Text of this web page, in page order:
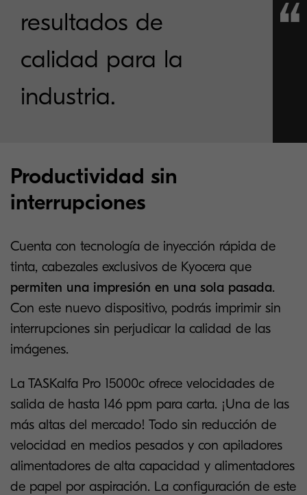
resultados de
calidad para la
industria.
Productividad sin
interrupciones
Cuenta con tecnología de inyección rápida de
tinta, cabezales exclusivos de Kyocera que
permiten una impresión en una sola pasada.
Con este nuevo dispositivo, podrás imprimir sin
interrupciones sin perjudicar la calidad de las
imágenes.
La TASKalfa Pro 15000c ofrece velocidades de
salida de hasta 146 ppm para carta. ¡Una de las
más altas del mercado! Todo sin reducción de
velocidad en medios pesados y con apiladores
alimentadores de alta capacidad y alimentadores
de papel por aspiración. La configuración de este